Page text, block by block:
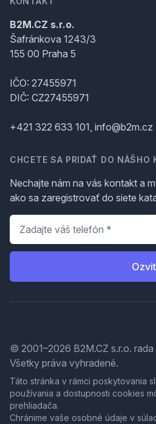
B2M.CZ s.r.o.
Šafránkova 1243/3
155 00 Praha 5
IČO: 27455971
DIČ: CZ27455971
+421 322 633 101, info@b2m.cz
CHCETE SA PRIDAŤ DO NÁŠHO
Nechajte nám na vás kontakt a
ako sa zaregistrovať do siete
Telefón
© 2001–2026 B2M.CZ s.r.o. rada
Všetky práva vyhradené.
Táto stránka v rámci poskytovania
používania a dostupnosti cookies
prehliadača.
Chránime vaše osobné údaje v